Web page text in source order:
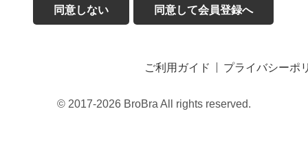
同意しない 同意して会員登録へ
ご利用ガイド プライバシーポ
© 2017-2026 BroBra All rights reserved.